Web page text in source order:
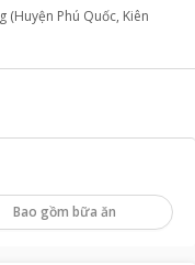
(Huyện Phú Quốc, Kiên
Bao gồm bữa ăn